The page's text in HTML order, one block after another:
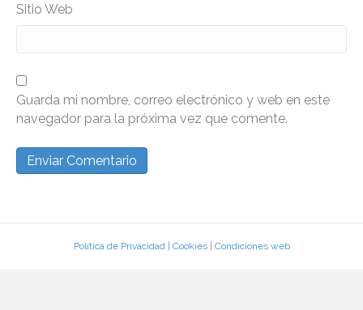
Sitio Web
Guarda mi nombre, correo electrónico y web en este
navegador para la próxima vez que comente.
Política de Privacidad| Cookies| Condiciones web